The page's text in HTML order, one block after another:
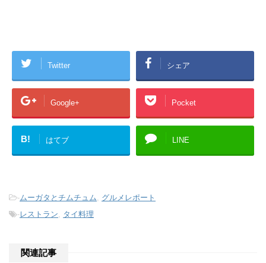
Twitter シェア
Google+ Pocket
B! はてブ LINE
-ムーガタとチムチュム, グルメレポート
-レストラン, タイ料理
関連記事